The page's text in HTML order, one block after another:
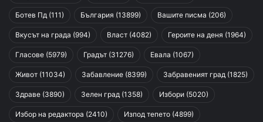
Ботев Пд (111) България (13899) Вашите писма (206)
Вкусът на града (994) Власт (4082) Героите на деня (1964)
Гласове (5979) Градът (31276) Евала (1067)
Живот (11034) Забавление (8399) Забравеният град (1825)
Здраве (3890) Зелен град (1358) Избори (5020)
Избор на редактора (2410) Изпод тепето (4899)